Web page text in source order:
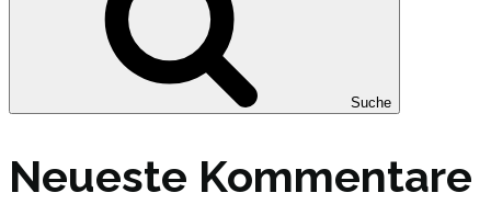
Suche
Neueste Kommentare